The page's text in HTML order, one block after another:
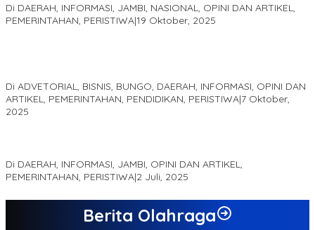
Di DAERAH, INFORMASI, JAMBI, NASIONAL, OPINI DAN ARTIKEL,
PEMERINTAHAN, PERISTIWA|19 Oktober, 2025
Di ADVETORIAL, BISNIS, BUNGO, DAERAH, INFORMASI, OPINI DAN
ARTIKEL, PEMERINTAHAN, PENDIDIKAN, PERISTIWA|7 Oktober,
2025
Di DAERAH, INFORMASI, JAMBI, OPINI DAN ARTIKEL,
PEMERINTAHAN, PERISTIWA|2 Juli, 2025
Berita Olahraga